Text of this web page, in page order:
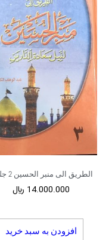
الطریق الی منبر الحسین 2 جلدی
14.000.000 ﷼
افزودن به سبد خرید